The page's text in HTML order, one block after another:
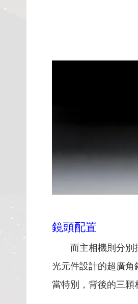
鏡頭配置
而主相機則分別
光元件設計的超廣角
當特別，背後的三顆